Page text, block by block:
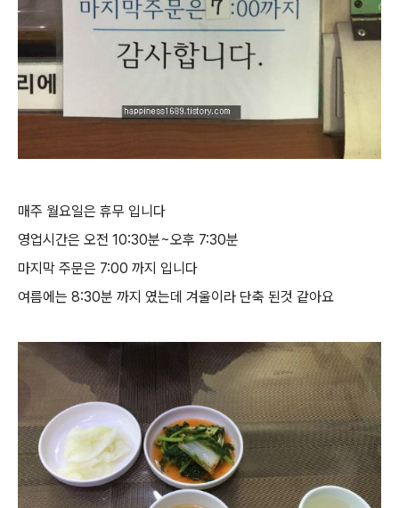
매주 월요일은 휴무 입니다
영업시간은 오전 10:30분~오후 7:30분
마지막 주문은 7:00 까지 입니다
여름에는 8:30분 까지 였는데 겨울이라 단축 된것 같아요